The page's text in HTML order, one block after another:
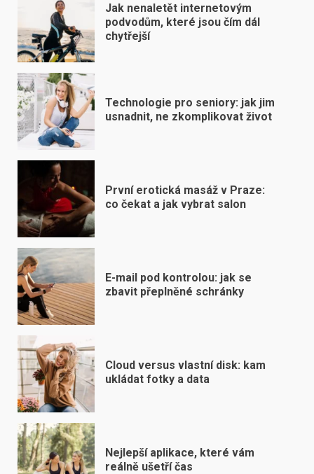
Jak nenaletět internetovým
podvodům, které jsou čím dál
chytřejší
Technologie pro seniory: jak jim
usnadnit, ne zkomplikovat život
První erotická masáž v Praze:
co čekat a jak vybrat salon
E-mail pod kontrolou: jak se
zbavit přeplněné schránky
Cloud versus vlastní disk: kam
ukládat fotky a data
Nejlepší aplikace, které vám
reálně ušetří čas